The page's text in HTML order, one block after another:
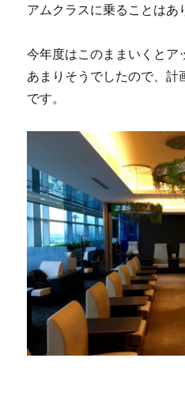
アムクラスに乗ることはあ
今年度はこのままいくとア
あまりそうでしたので、計
です。